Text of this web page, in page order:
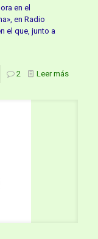
en el
en Radio
el que, junto a
2 Leer más